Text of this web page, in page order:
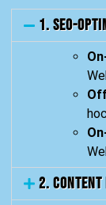
1. SEO-
2.